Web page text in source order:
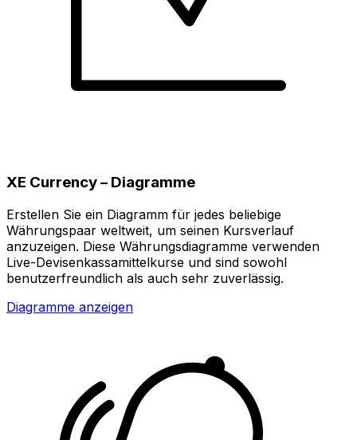
XE Currency – Diagramme
Erstellen Sie ein Diagramm für jedes beliebige
Währungspaar weltweit, um seinen Kursverlauf
anzuzeigen. Diese Währungsdiagramme verwenden
Live-Devisenkassamittelkurse und sind sowohl
benutzerfreundlich als auch sehr zuverlässig.
Diagramme anzeigen